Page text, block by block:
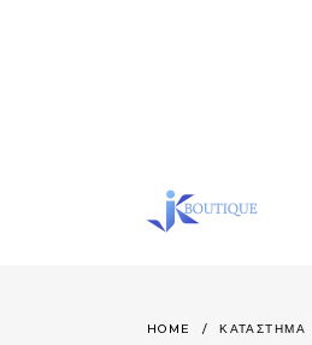
HOME /ΚΑΤΆΣΤΗΜΑ